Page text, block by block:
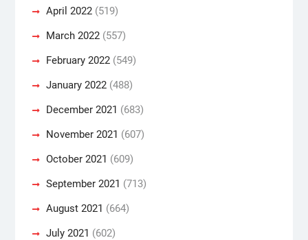
April 2022(519)
March 2022(557)
February 2022(549)
January 2022(488)
December 2021 (683)
November 2021 (607)
October 2021 (609)
September 2021 (713)
August 2021 (664)
July 2021 (602)